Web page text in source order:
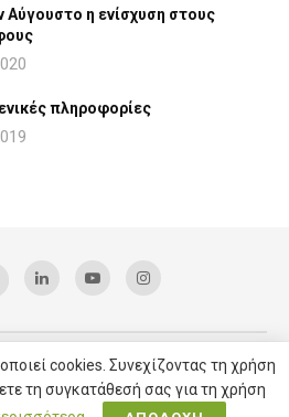
Αύγουστο η ενίσχυση στους
πληροφορίες
/ All right reserved / Υπηρεσίες SEO
cookies. Συνεχίζοντας τη χρήση
τη συγκατάθεσή σας για τη χρήση